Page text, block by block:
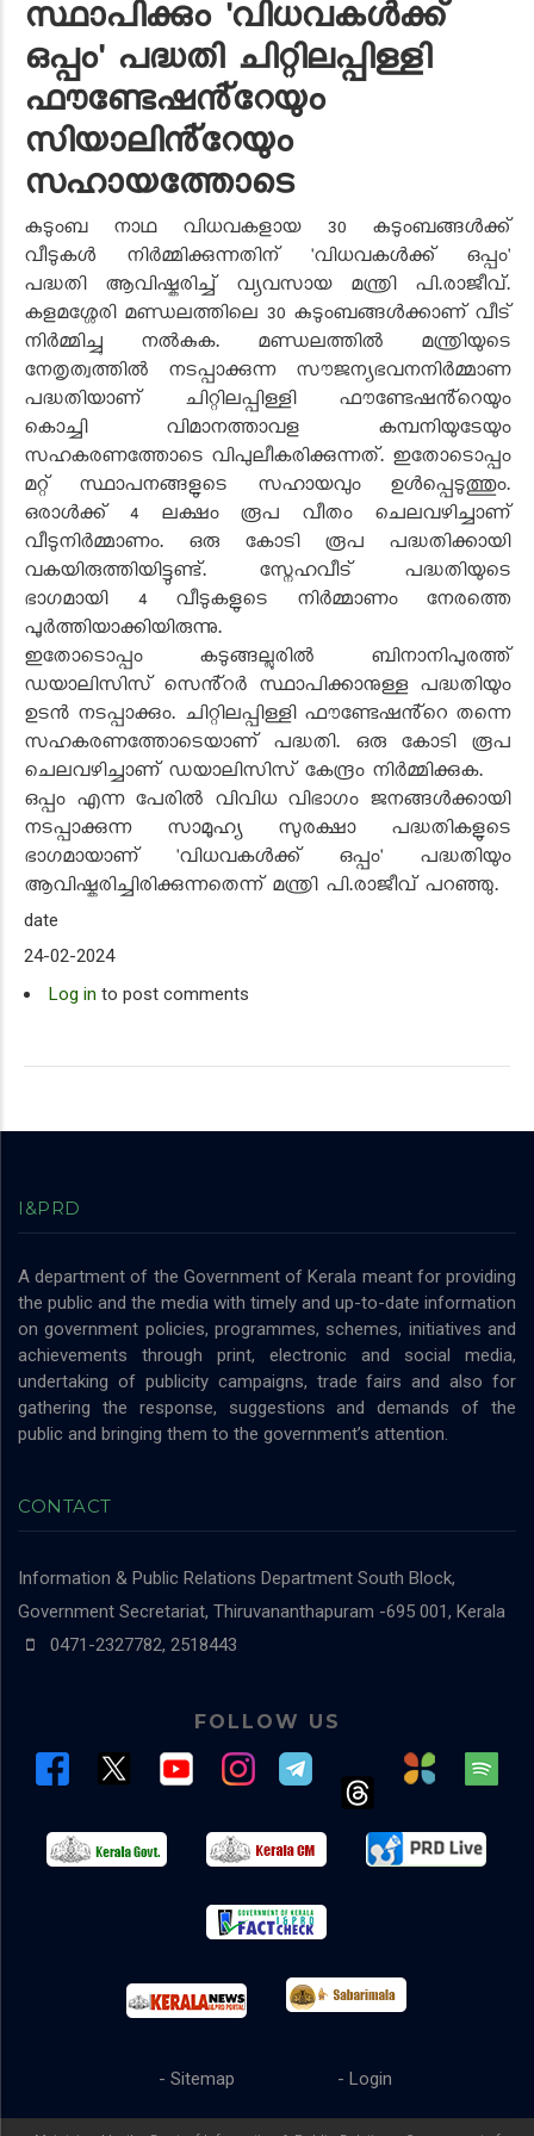
സ്ഥാപിക്കും 'വിധവകൾക്ക്
ഒപ്പം' പദ്ധതി ചിറ്റിലപ്പിള്ളി
ഫൗണ്ടേഷൻ്റേയും
സിയാലിൻ്റേയും
സഹായത്തോടെ
കുടുംബ നാഥ വിധവകളായ 30 കുടുംബങ്ങൾക്ക്
വീടുകൾ നിർമ്മിക്കുന്നതിന് 'വിധവകൾക്ക് ഒപ്പം'
പദ്ധതി ആവിഷ്കരിച്ച് വ്യവസായ മന്ത്രി പി.രാജീവ്.
കളമശ്ശേരി മണ്ഡലത്തിലെ 30 കുടുംബങ്ങൾക്കാണ് വീട്
നിർമ്മിച്ചു നൽകുക. മണ്ഡലത്തിൽ മന്ത്രിയുടെ
നേതൃത്വത്തിൽ നടപ്പാക്കുന്ന സൗജന്യഭവനനിർമ്മാണ
പദ്ധതിയാണ് ചിറ്റിലപ്പിള്ളി ഫൗണ്ടേഷൻ്റെയും
കൊച്ചി വിമാനത്താവള കമ്പനിയുടേയും
സഹകരണത്തോടെ വിപുലീകരിക്കുന്നത്. ഇതോടൊപ്പം
മറ്റ് സ്ഥാപനങ്ങളുടെ സഹായവും ഉൾപ്പെടുത്തും.
ഒരാൾക്ക് 4 ലക്ഷം രൂപ വീതം ചെലവഴിച്ചാണ്
വീടുനിർമ്മാണം. ഒരു കോടി രൂപ പദ്ധതിക്കായി
വകയിരുത്തിയിട്ടുണ്ട്. സ്നേഹവീട് പദ്ധതിയുടെ
ഭാഗമായി 4 വീടുകളുടെ നിർമ്മാണം നേരത്തെ
പൂർത്തിയാക്കിയിരുന്നു.
ഇതോടൊപ്പം കടുങ്ങല്ലൂരിൽ ബിനാനിപുരത്ത്
ഡയാലിസിസ് സെൻ്റർ സ്ഥാപിക്കാനുള്ള പദ്ധതിയും
ഉടൻ നടപ്പാക്കും. ചിറ്റിലപ്പിള്ളി ഫൗണ്ടേഷൻ്റെ തന്നെ
സഹകരണത്തോടെയാണ് പദ്ധതി. ഒരു കോടി രൂപ
ചെലവഴിച്ചാണ് ഡയാലിസിസ് കേന്ദ്രം നിർമ്മിക്കുക.
ഒപ്പം എന്ന പേരിൽ വിവിധ വിഭാഗം ജനങ്ങൾക്കായി
നടപ്പാക്കുന്ന സാമൂഹ്യ സുരക്ഷാ പദ്ധതികളുടെ
ഭാഗമായാണ് 'വിധവകൾക്ക് ഒപ്പം' പദ്ധതിയും
ആവിഷ്കരിച്ചിരിക്കുന്നതെന്ന് മന്ത്രി പി.രാജീവ് പറഞ്ഞു.
date
24-02-2024
Log in to post comments
I&PRD
A department of the Government of Kerala meant for providing
the public and the media with timely and up-to-date information
on government policies, programmes, schemes, initiatives and
achievements through print, electronic and social media,
undertaking of publicity campaigns, trade fairs and also for
gathering the response, suggestions and demands of the
public and bringing them to the government’s attention.
CONTACT
Information & Public Relations Department South Block,
Government Secretariat, Thiruvananthapuram -695 001, Kerala
0471-2327782, 2518443
FOLLOW US
- Login
- Sitemap